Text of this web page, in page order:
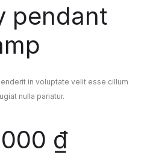
pendant
in voluptate velit esse cillum
nulla pariatur.
₫